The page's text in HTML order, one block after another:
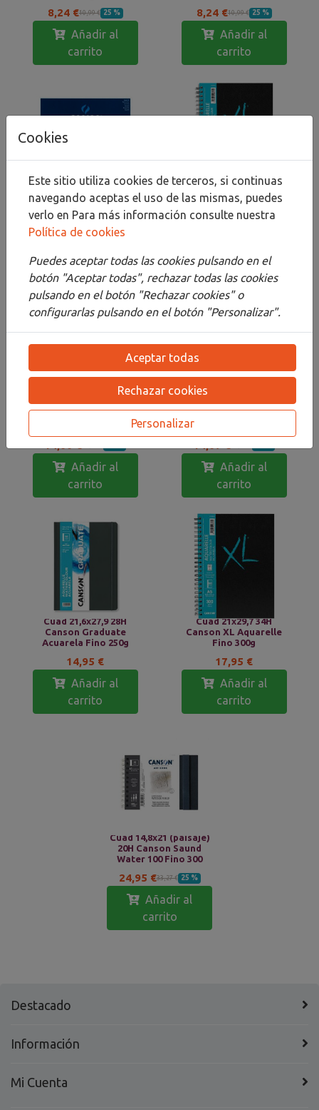
8,24 €10,99 € 25 %
Añadir al
carrito
8,24 €10,99 € 25 %
Añadir al
carrito
12H Canson Montval
Fino 300g + Godet Aq
9,90 €
carrito
Cuad 14,8x21 34H
Canson XL Aquarelle
Fino 300g
carrito
Bloc Canson 29,7X42
Añadir al
carrito
XL BRISTOL A3 180GR
Añadir al
carrito
Cuad 21,6x27,9 28H
Canson Graduate
Acuarela Fino 250g
14,95 €
Añadir al
carrito
Cuad 21x29,7 34H
Canson XL Aquarelle
Fino 300g
17,95 €
Añadir al
carrito
Cuad 14,8x21 (paisaje)
20H Canson Saund
Water 100 Fino 300
24,95 €33,27 € 25 %
Añadir al
carrito
Destacado
Información
Mi Cuenta
Cookies
Este sitio utiliza cookies de terceros, si continuas
navegando aceptas el uso de las mismas, puedes
verlo en Para más información consulte nuestra
Política de cookies
Puedes aceptar todas las cookies pulsando en el
botón "Aceptar todas", rechazar todas las cookies
pulsando en el botón "Rechazar cookies" o
configurarlas pulsando en el botón "Personalizar".
Aceptar todas
Rechazar cookies
Personalizar